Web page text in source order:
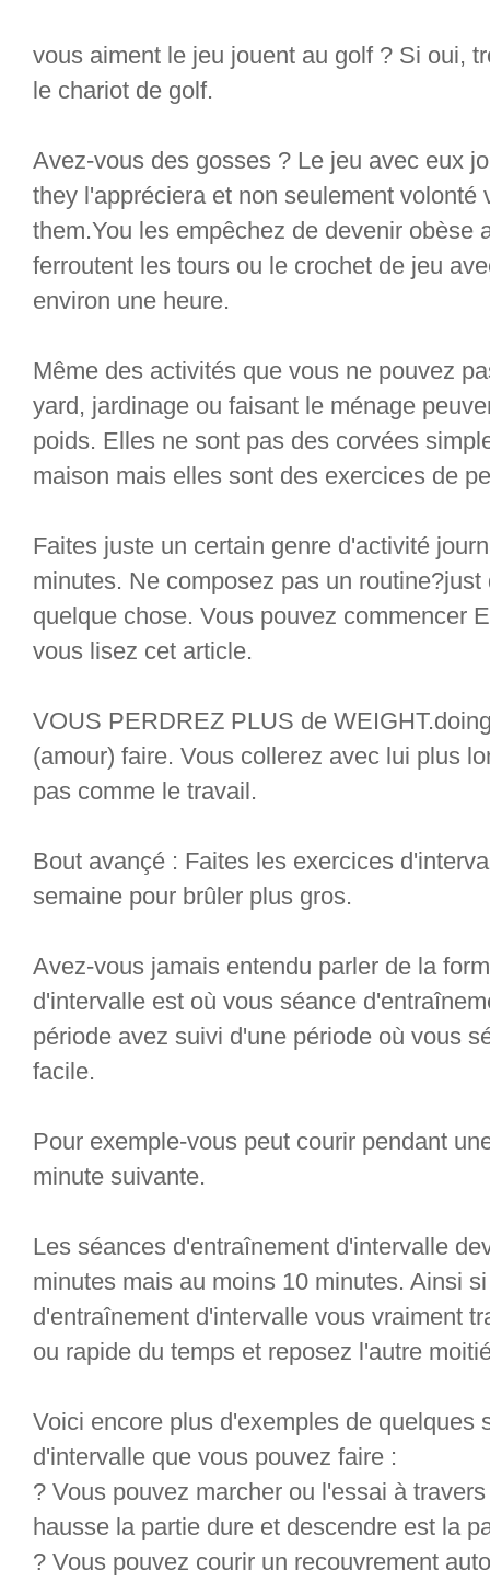
vous aiment le jeu jouent au golf ? Si oui,
le chariot de golf.
Avez-vous des gosses ? Le jeu avec eux
they l'appréciera et non seulement
them.You les empêchez de devenir obèse
ferroutent les tours ou le crochet de jeu
environ une heure.
Même des activités que vous ne pouvez
yard, jardinage ou faisant le ménage
poids. Elles ne sont pas des corvées
maison mais elles sont des exercices de
Faites juste un certain genre d'activité
minutes. Ne composez pas un
quelque chose. Vous pouvez commencer
vous lisez cet article.
VOUS PERDREZ PLUS de
(amour) faire. Vous collerez avec lui plus
pas comme le travail.
Bout avançé : Faites les exercices
semaine pour brûler plus gros.
Avez-vous jamais entendu parler de la
d'intervalle est où vous séance
période avez suivi d'une période où vous
facile.
Pour exemple-vous peut courir pendant
minute suivante.
Les séances d'entraînement d'intervalle
minutes mais au moins 10 minutes. Ainsi
d'entraînement d'intervalle vous vraiment
ou rapide du temps et reposez l'autre
Voici encore plus d'exemples de quelques
d'intervalle que vous pouvez faire :
? Vous pouvez marcher ou l'essai à
hausse la partie dure et descendre est la
? Vous pouvez courir un recouvrement